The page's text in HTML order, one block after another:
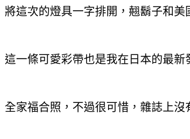
將這次的燈具一字排開 ，翹鬍子和
這一條可愛彩帶也是我在日本的最新
全家福合照 ，不過很可惜 ，雜誌上